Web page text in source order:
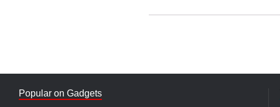
Popular on Gadgets